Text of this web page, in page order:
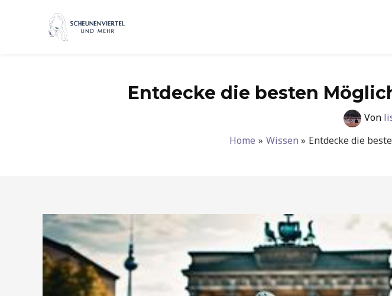
Entdecke die besten
Von
Home
Wissen Entdecke die